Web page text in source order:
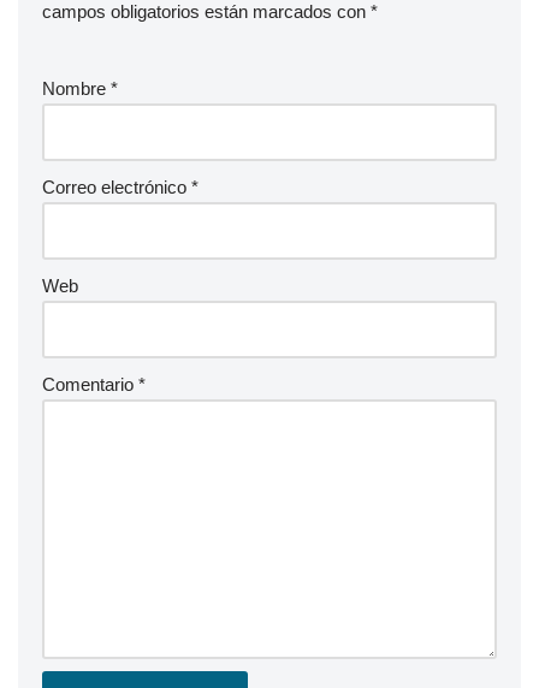
campos obligatorios están marcados con *
Nombre *
Correo electrónico *
Web
Comentario *